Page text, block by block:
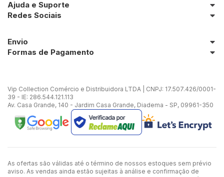
Ajuda e Suporte
Redes Sociais
Envio
Formas de Pagamento
Vip Collection Comércio e Distribuidora LTDA | CNPJ: 17.507.426/0001-
39 - IE: 286.544.121.113
Av. Casa Grande, 140 - Jardim Casa Grande, Diadema - SP, 09961-350
As ofertas são válidas até o término de nossos estoques sem prévio
aviso. As vendas ainda estão sujeitas à análise e confirmação de